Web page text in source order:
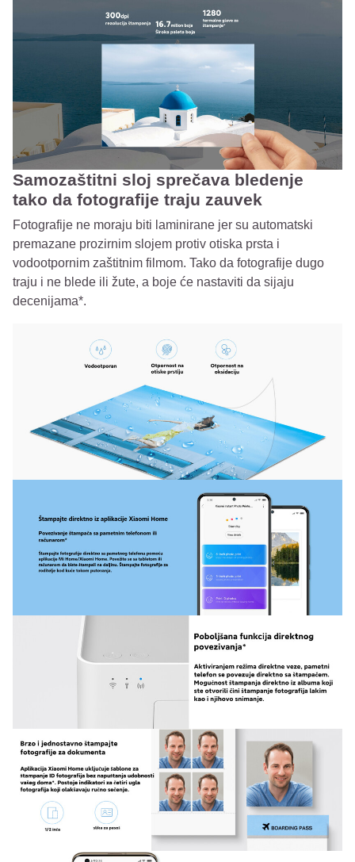
Samozaštitni sloj sprečava bledenje
tako da fotografije traju zauvek
Fotografije ne moraju biti laminirane jer su automatski
premazane prozirnim slojem protiv otiska prsta i
vodootpornim zaštitnim filmom. Tako da fotografije dugo
traju i ne blede ili žute, a boje će nastaviti da sijaju
decenijama*.